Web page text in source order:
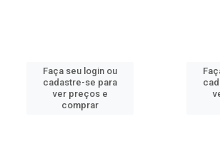
Faça seu login ou
cadastre-se para
ver preços e
comprar